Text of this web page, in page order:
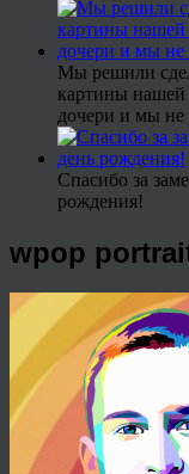
Мы решили
картины нашей
дочери и мы не
Спасибо за
рождения!
wpop